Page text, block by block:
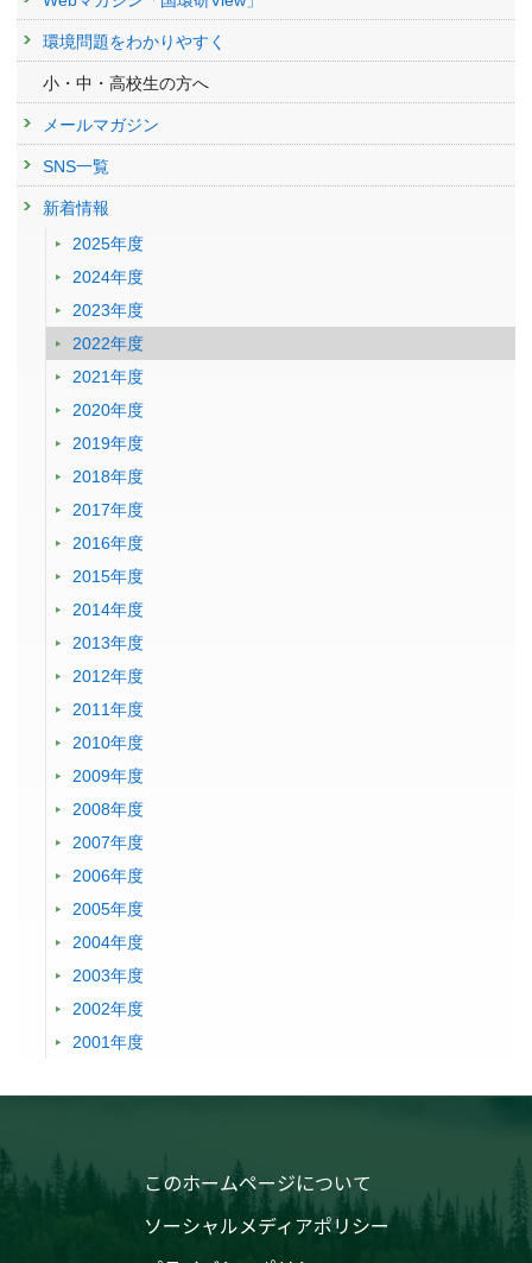
環境問題をわかりやすく
小・中・高校生の方へ
メールマガジン
SNS一覧
新着情報
2025年度
2024年度
2023年度
2022年度
2021年度
2020年度
2019年度
2018年度
2017年度
2016年度
2015年度
2014年度
2013年度
2012年度
2011年度
2010年度
2009年度
2008年度
2007年度
2006年度
2005年度
2004年度
2003年度
2002年度
2001年度
このホームページについて
ソーシャルメディアポリシー